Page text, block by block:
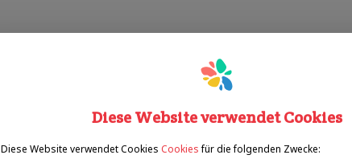
Diese Website verwendet Cookies
Diese Website verwendet Cookies Cookies für die folgenden Zwecke: